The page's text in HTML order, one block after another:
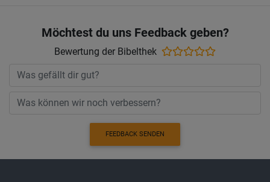
Möchtest du uns Feedback geben?
Bewertung der Bibelthek
FEEDBACK SENDEN